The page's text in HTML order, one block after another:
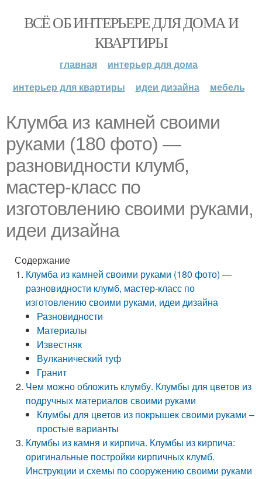
ВСЁ ОБ ИНТЕРЬЕРЕ ДЛЯ ДОМА И
КВАРТИРЫ
главная
интерьер для дома
интерьер для квартиры
идеи дизайна мебель
Клумба из камней своими
руками (180 фото) —
разновидности клумб,
мастер-класс по
изготовлению своими руками,
идеи дизайна
Содержание
Клумба из камней своими руками (180 фото) —
разновидности клумб, мастер-класс по
изготовлению своими руками, идеи дизайна
Разновидности
Материалы
Известняк
Вулканический туф
Гранит
Чем можно обложить клумбу. Клумбы для цветов из
подручных материалов своими руками
Клумбы для цветов из покрышек своими руками –
простые варианты
Клумбы из камня и кирпича. Клумбы из кирпича:
оригинальные постройки кирпичных клумб.
Инструкции и схемы по сооружению своими руками